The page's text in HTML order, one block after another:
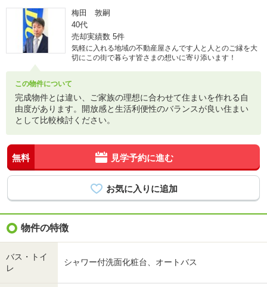
梅田 敦嗣
40代
売却実績数 5件
気軽に入れる地域の不動産屋さんです人と人とのご縁を大
切にこの街で暮らす皆さまの想いに寄り添います！
この物件について
完成物件とは違い、ご家族の理想に合わせて住まいを作れる自
由度があります。開放感と生活利便性のバランスが良い住まい
として比較検討ください。
無料 見学予約に進む
物件の特徴
バス・トイ
レ
シャワー付洗面化粧台、オートバス